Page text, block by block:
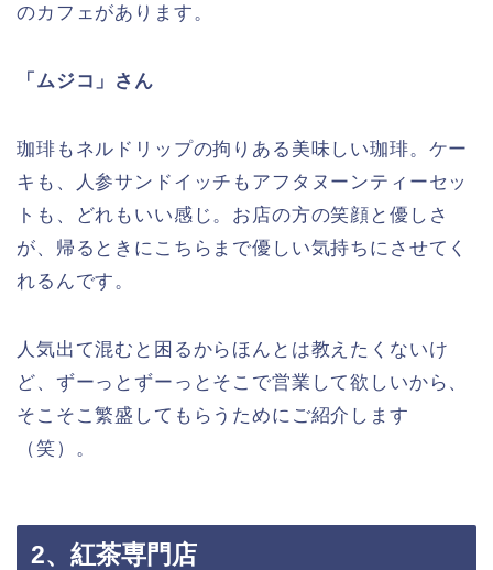
のカフェがあります。
「ムジコ」さん
珈琲もネルドリップの拘りある美味しい珈琲。ケー
キも、人参サンドイッチもアフタヌーンティーセッ
トも、どれもいい感じ。お店の方の笑顔と優しさ
が、帰るときにこちらまで優しい気持ちにさせてく
れるんです。
人気出て混むと困るからほんとは教えたくないけ
ど、ずーっとずーっとそこで営業して欲しいから、
そこそこ繁盛してもらうためにご紹介します
（笑）。
2、紅茶専門店